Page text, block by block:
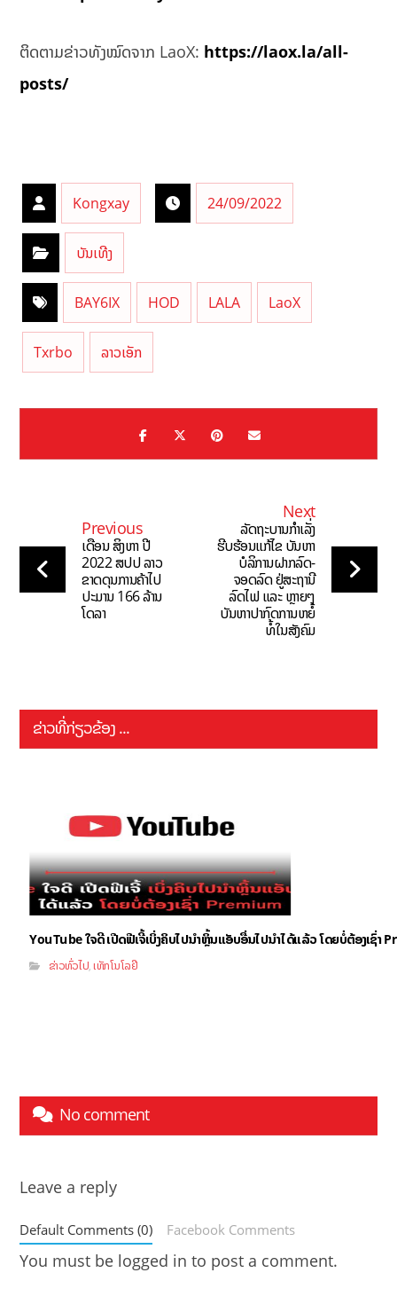
ຕິດຕາມຂ່າວທັງໝົດຈາກ LaoX: https://laox.la/all-
posts/
Kongxay 24/09/2022
ບັນເທີງ
BAY6IX HOD LALA LaoX
Txrbo ລາວເອັກ
Previous
ເດືອນ ສິງຫາ ປີ
2022 ສປປ ລາວ
ຂາດດຸນການຄ້າໄປ
ປະມານ 166 ລ້ານ
ໂດລາ
Next
ລັດຖະບານກຳເລັ່ງ
ຮີບຮ້ອນແກ້ໄຂ ບັນຫາ
ບໍລິການຝາກລົດ-
ຈອດລົດ ຢູ່ສະຖານີ
ລົດໄຟ ແລະ ຫຼາຍໆ
ບັນຫາປາກົດການຫຍໍ້
ທໍ້ໃນສັງຄົມ
ຂ່າວທີ່ກ່ຽວຂ້ອງ ...
YouTube ໃຈດີ ເປີດຟີເຈີ້ເບິ່ງຄິບໄປນຳຫຼິ້ນແອັບອື່ນໄປນຳໄດ້ແລ້ວ ໂດຍບໍ່ຕ້ອງເຊົ່າ
ຂ່າວທົ່ວໄປ,ເທັກໂນໂລຢີ
No comment
Leave a reply
Default Comments (0) Facebook Comments
You must be logged in to post a comment.